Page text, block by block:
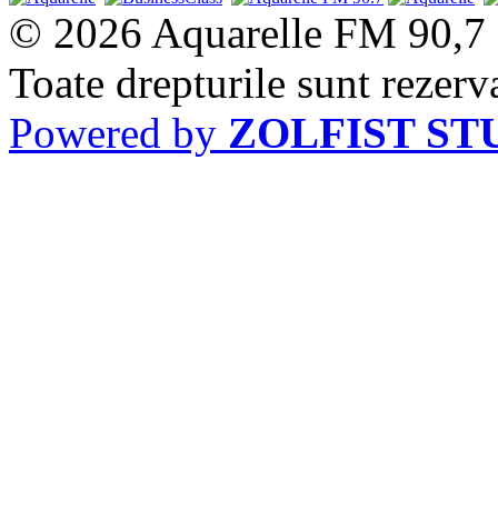
© 2026 Aquarelle FM 90,7
Toate drepturile sunt
Powered by ZOLFIST